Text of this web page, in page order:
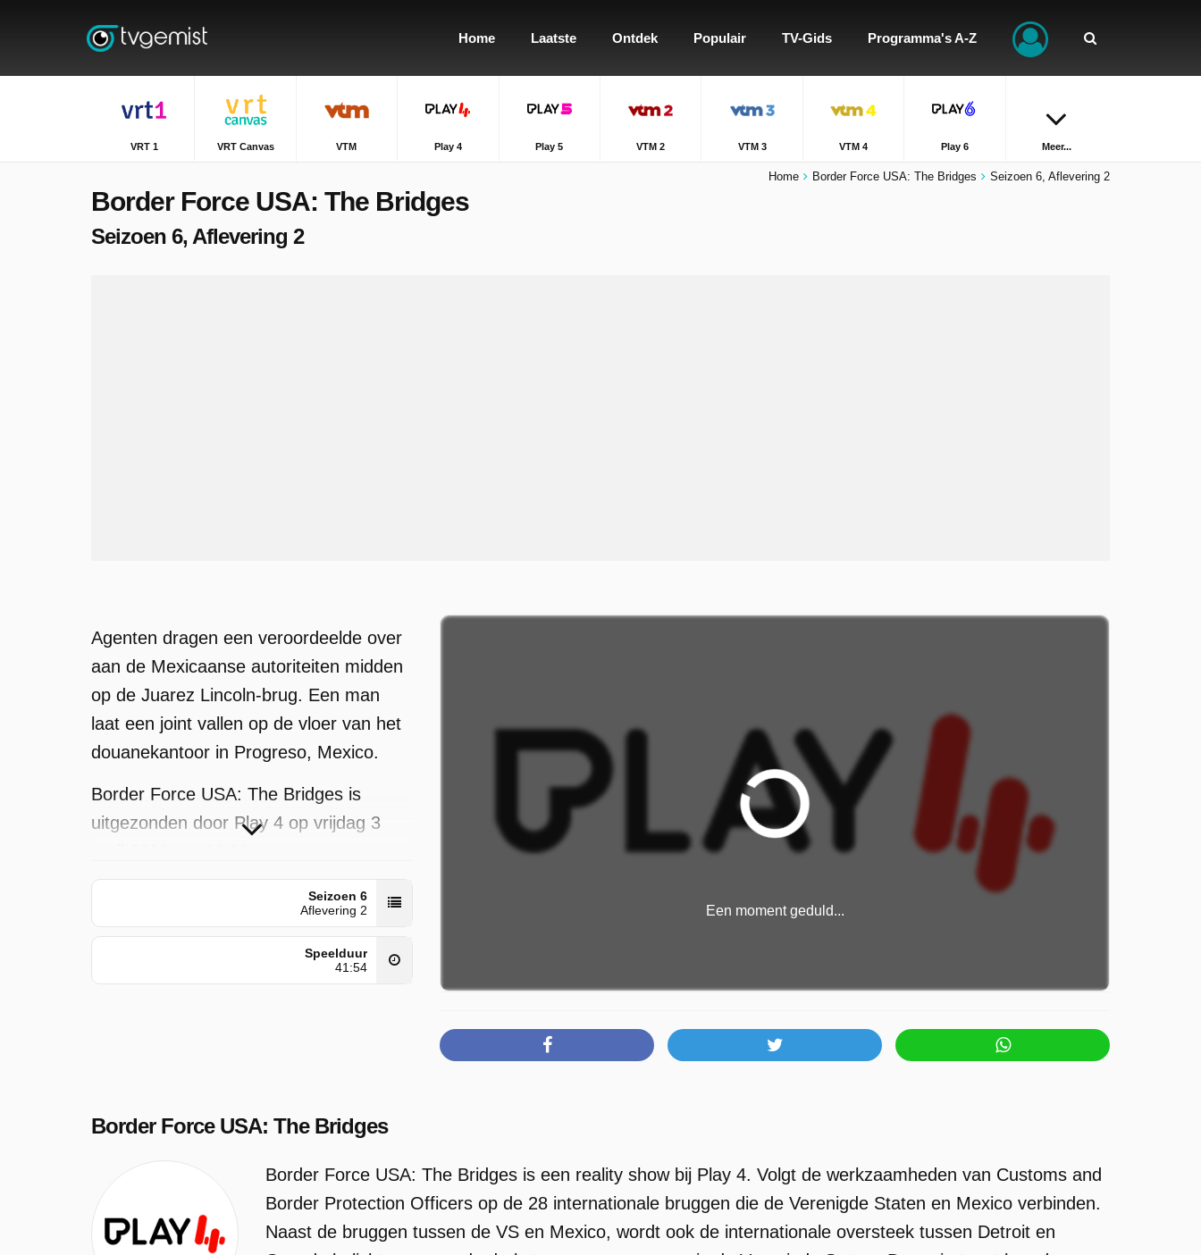
Home Laatste Ontdek Populair TV-Gids Programma's A-Z
VRT 1 VRT Canvas VTM Play 4 Play 5 VTM 2 VTM 3 VTM 4 Play 6 Meer...
Home Border Force USA: The Bridges Seizoen 6, Aflevering 2
Border Force USA: The Bridges
Seizoen 6, Aflevering 2
Agenten dragen een veroordeelde over
aan de Mexicaanse autoriteiten midden
op de Juarez Lincoln-brug. Een man
laat een joint vallen op de vloer van het
douanekantoor in Progreso, Mexico.
Border Force USA: The Bridges is
uitgezonden door Play 4 op vrijdag 3
Seizoen 6
Aflevering 2
Speelduur
41:54
Een moment geduld...
Border Force USA: The Bridges
Border Force USA: The Bridges is een reality show bij Play 4. Volgt de werkzaamheden van Customs and
Border Protection Officers op de 28 internationale bruggen die de Verenigde Staten en Mexico verbinden.
Naast de bruggen tussen de VS en Mexico, wordt ook de internationale oversteek tussen Detroit en